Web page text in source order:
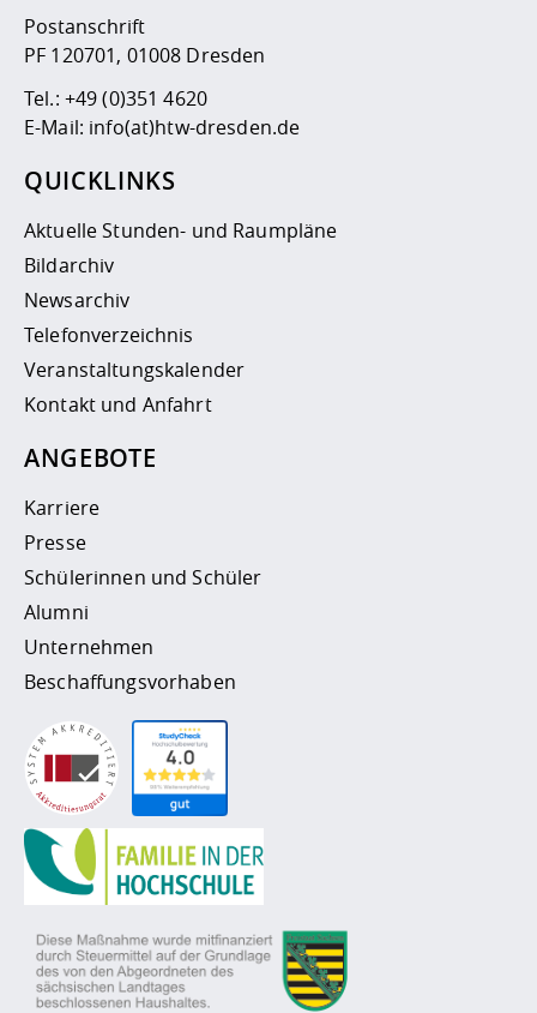
Postanschrift
PF 120701, 01008 Dresden
Tel.: +49 (0)351 4620
E-Mail: info(at)htw-dresden.de
QUICKLINKS
Aktuelle Stunden- und Raumpläne
Bildarchiv
Newsarchiv
Telefonverzeichnis
Veranstaltungskalender
Kontakt und Anfahrt
ANGEBOTE
Karriere
Presse
Schülerinnen und Schüler
Alumni
Unternehmen
Beschaffungsvorhaben